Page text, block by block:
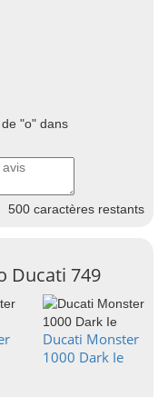
"o" dans
500 caractères restants
Ducati 749
Ducati Monster
1000 Dark Ie